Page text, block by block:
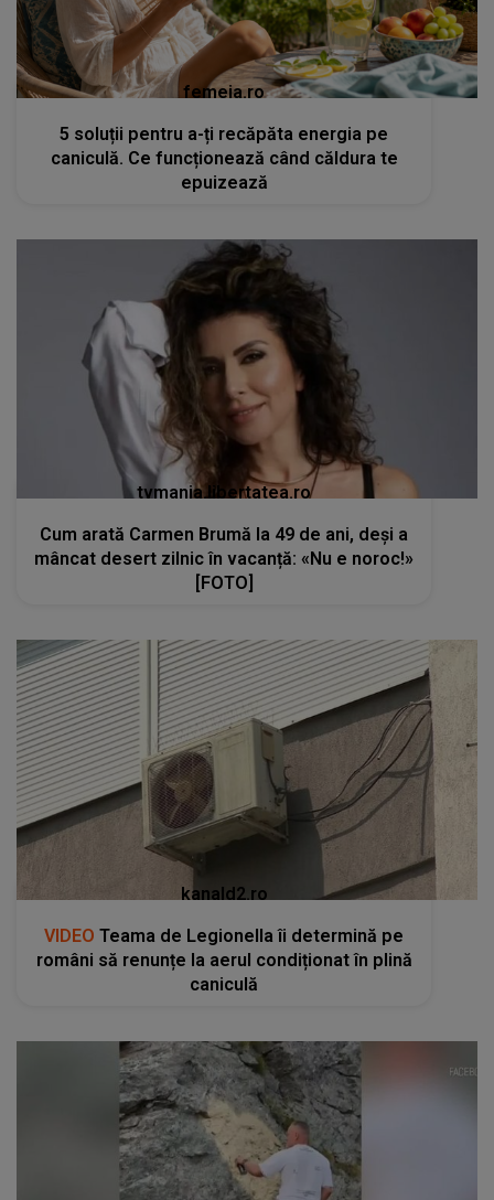
femeia.ro
5 soluții pentru a-ți recăpăta energia pe
caniculă. Ce funcționează când căldura te
epuizează
tvmania.libertatea.ro
Cum arată Carmen Brumă la 49 de ani, deși a
mâncat desert zilnic în vacanță: «Nu e noroc!»
[FOTO]
kanald2.ro
VIDEO Teama de Legionella îi determină pe
români să renunțe la aerul condiționat în plină
caniculă